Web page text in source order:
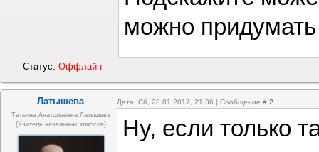
можно придумать
Статус:Оффлайн
Латышева Дата: Сб, 28.01.2017, 21:36 | Сообщение # 2
Татьяна Анатольевна Латышева
(учитель начальных классов)
Ну, если только